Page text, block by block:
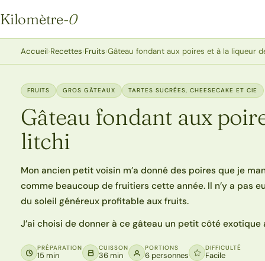
Kilomètre-0
Kilomètre-0
Accueil›Recettes›Fruits›Gâteau fondant aux poires et à la liqueur
FRUITS GROS GÂTEAUX TARTES SUCRÉES, CHEESECAKE ET CIE
Gâteau fondant aux
litchi
Mon ancien petit voisin m’a donné des poires que je
comme beaucoup de fruitiers cette année. Il n’y a pas
du soleil généreux profitable aux fruits.
J’ai choisi de donner à ce gâteau un petit côté
PRÉPARATION
15 min
CUISSON
36 min
PORTIONS
6 personnes
DIFFICULTÉ
Facile